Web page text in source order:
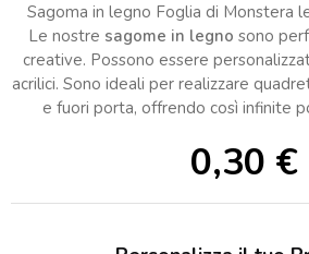
Sagoma in legno Foglia di Monstera
Le nostre sagome in legno sono
creative. Possono essere
acrilici. Sono ideali per realizzare
e fuori porta, offrendo così infinite
0,30 €